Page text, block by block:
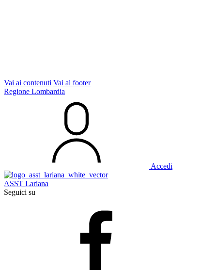
Vai ai contenuti Vai al footer
Regione Lombardia
Accedi
ASST Lariana
Seguici su